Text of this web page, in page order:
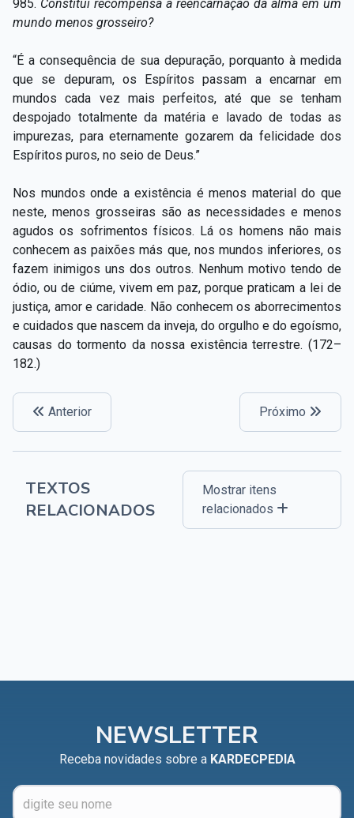
985. Constitui recompensa a reencarnação da alma em um
mundo menos grosseiro?
“É a consequência de sua depuração, porquanto à medida
que se depuram, os Espíritos passam a encarnar em
mundos cada vez mais perfeitos, até que se tenham
despojado totalmente da matéria e lavado de todas as
impurezas, para eternamente gozarem da felicidade dos
Espíritos puros, no seio de Deus.”
Nos mundos onde a existência é menos material do que
neste, menos grosseiras são as necessidades e menos
agudos os sofrimentos físicos. Lá os homens não mais
conhecem as paixões más que, nos mundos inferiores, os
fazem inimigos uns dos outros. Nenhum motivo tendo de
ódio, ou de ciúme, vivem em paz, porque praticam a lei de
justiça, amor e caridade. Não conhecem os aborrecimentos
e cuidados que nascem da inveja, do orgulho e do egoísmo,
causas do tormento da nossa existência terrestre. (172–
182.)
Anterior Próximo
TEXTOS
RELACIONADOS
Mostrar itens
relacionados
NEWSLETTER
Receba novidades sobre a KARDECPEDIA